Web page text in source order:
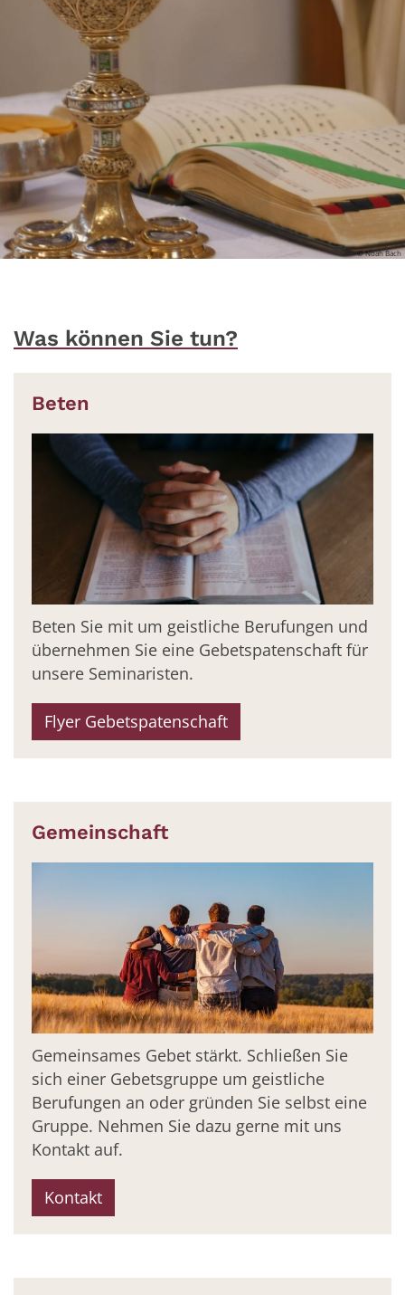
© Noah Bach
Was können Sie tun?
Beten
Beten Sie mit um geistliche Berufungen und
übernehmen Sie eine Gebetspatenschaft für
unsere Seminaristen.
Flyer Gebetspatenschaft
Gemeinschaft
Gemeinsames Gebet stärkt. Schließen Sie
sich einer Gebetsgruppe um geistliche
Berufungen an oder gründen Sie selbst eine
Gruppe. Nehmen Sie dazu gerne mit uns
Kontakt auf.
Kontakt